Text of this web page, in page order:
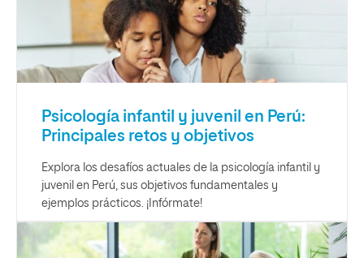
Psicología infantil y juvenil en Perú:
Principales retos y objetivos
Explora los desafíos actuales de la psicología infantil y
juvenil en Perú, sus objetivos fundamentales y
ejemplos prácticos. ¡Infórmate!